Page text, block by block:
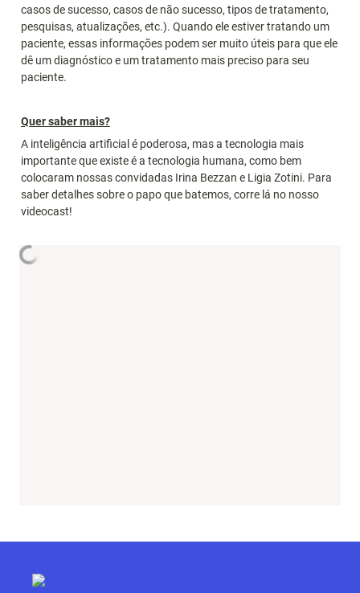
casos de sucesso, casos de não sucesso, tipos de tratamento,
pesquisas, atualizações, etc.). Quando ele estiver tratando um
paciente, essas informações podem ser muito úteis para que ele
dê um diagnóstico e um tratamento mais preciso para seu
paciente.
Quer saber mais?
A inteligência artificial é poderosa, mas a tecnologia mais
importante que existe é a tecnologia humana, como bem
colocaram nossas convidadas Irina Bezzan e Ligia Zotini. Para
saber detalhes sobre o papo que batemos, corre lá no nosso
videocast!